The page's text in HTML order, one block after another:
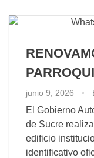
junio 9, 2026
El Gobierno
de Sucre
edificio
identificativo